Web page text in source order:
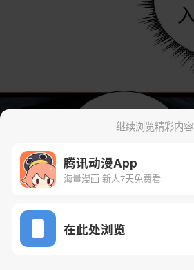
继续浏览精彩内容
腾讯动漫App
海量漫画 新人7天免费看
在此处浏览